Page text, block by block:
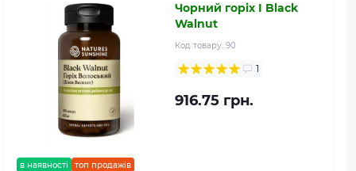
в наявності
топ продажів
Чорний горіх I Black
Walnut
Код товару: 90
1
916.75 грн.